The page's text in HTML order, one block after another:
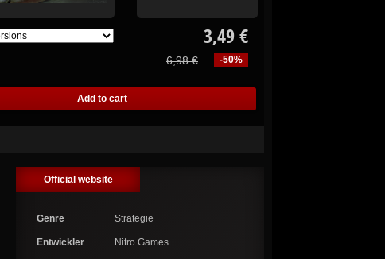
3,49 €
-50%
6,98 €
Official website
Genre Strategie
Entwickler Nitro Games